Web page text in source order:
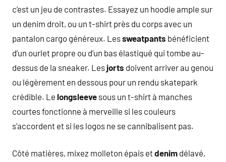
c’est un jeu de contrastes. Essayez un hoodie ample sur
un denim droit, ou un t-shirt près du corps avec un
pantalon cargo généreux. Lessweatpants bénéficient
d’un ourlet propre ou d’un bas élastiqué qui tombe au-
dessus de la sneaker. Les jorts doivent arriver au genou
ou légèrement en dessous pour un rendu skatepark
crédible. Le longsleeve sous un t-shirt à manches
courtes fonctionne à merveille si les couleurs
s’accordent et si les logos ne se cannibalisent pas.
Côté matières, mixez molleton épais etdenim délavé,